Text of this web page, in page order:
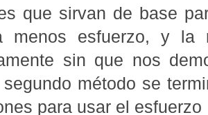
que sirvan de base
menos esfuerzo, y la
sin que nos
método se
para usar el